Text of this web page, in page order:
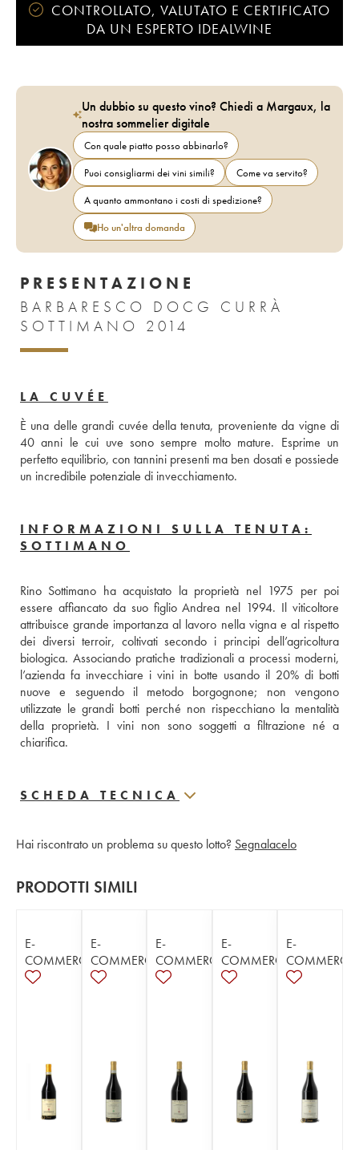
CONTROLLATO, VALUTATO E CERTIFICATO
DA UN ESPERTO IDEALWINE
Un dubbio su questo vino? Chiedi a Margaux, la
nostra sommelier digitale
Con quale piatto posso abbinarlo?
Puoi consigliarmi dei vini simili?
Come va servito?
A quanto ammontano i costi di spedizione?
Ho un'altra domanda
PRESENTAZIONE
BARBARESCO DOCG CURRÀ
SOTTIMANO 2014
LA CUVÉE
È una delle grandi cuvée della tenuta, proveniente da vigne di
40 anni le cui uve sono sempre molto mature. Esprime un
perfetto equilibrio, con tannini presenti ma ben dosati e possiede
un incredibile potenziale di invecchiamento.
INFORMAZIONI SULLA TENUTA:
SOTTIMANO
Rino Sottimano ha acquistato la proprietà nel 1975 per poi
essere affiancato da suo figlio Andrea nel 1994. Il viticoltore
attribuisce grande importanza al lavoro nella vigna e al rispetto
dei diversi terroir, coltivati secondo i principi dell’agricoltura
biologica. Associando pratiche tradizionali a processi moderni,
l’azienda fa invecchiare i vini in botte usando il 20% di botti
nuove e seguendo il metodo borgognone; non vengono
utilizzate le grandi botti perché non rispecchiano la mentalità
della proprietà. I vini non sono soggetti a filtrazione né a
chiarifica.
SCHEDA TECNICA
Hai riscontrato un problema su questo lotto? Segnalacelo
PRODOTTI SIMILI
E-
COMMERCE
E-
COMMERCE
E-
COMMERCE
E-
COMMERCE
E-
COMMERCE